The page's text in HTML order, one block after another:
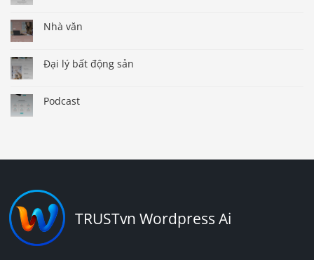
Nhà văn
Đại lý bất động sản
Podcast
TRUSTvn Wordpress Ai